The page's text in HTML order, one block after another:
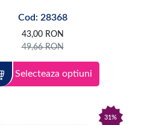
Cod: 28368
43,00 RON
49,66RON
Selecteaza optiuni
31%